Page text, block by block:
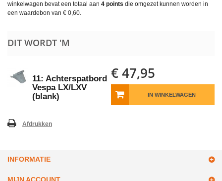
winkelwagen bevat een totaal aan 4 points die omgezet kunnen worden in
een waardebon van € 0,60.
DIT WORDT 'M
11: Achterspatbord
Vespa LX/LXV
(blank)
€ 47,95
IN WINKELWAGEN
Afdrukken
INFORMATIE